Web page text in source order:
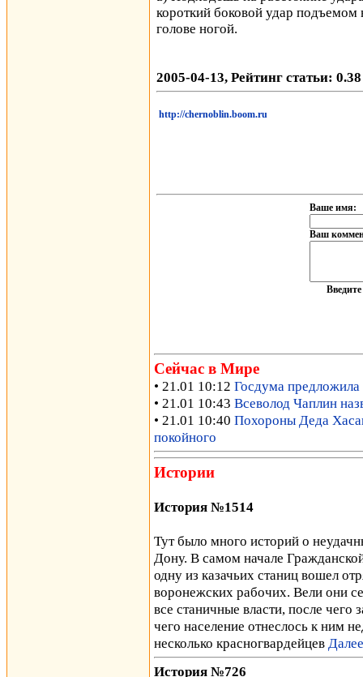
короткий боковой удар
голове ногой.
2005-04-13, Рейтинг статьи:
http://chernoblin.boom.ru
Ваше имя:
Ваш
Сейчас в Мире
• 21.01 10:12 Госдума предложила
• 21.01 10:43 Всеволод Чаплин
• 21.01 10:40 Похороны Деда
покойного
Истории
История №1514
Тут было много историй о
Дону. В самом начале
одну из казачьих станиц вошел
воронежских рабочих. Вели они
все станичные власти, после чего
чего население отнеслось к ним
несколько красногвардейцев
История №726